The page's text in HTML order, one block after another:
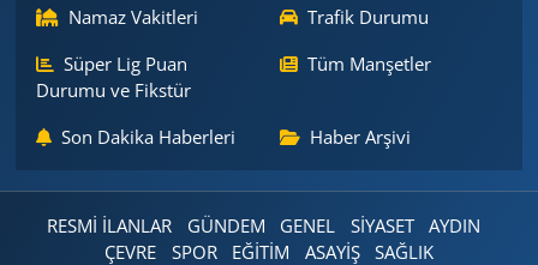
Namaz Vakitleri
Trafik Durumu
Süper Lig Puan
Durumu ve Fikstür
Tüm Manşetler
Son Dakika Haberleri Haber Arşivi
RESMİ İLANLAR GÜNDEM GENEL SİYASET
AYDIN
ÇEVRE
SPOR EĞİTİM ASAYİŞ SAĞLIK